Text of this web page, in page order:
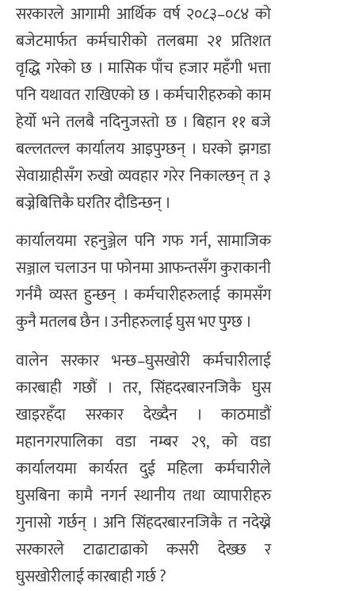
सरकारले आगामी आर्थिक वर्ष २०८३–०८४ को
बजेटमार्फत कर्मचारीको तलबमा २१ प्रतिशत
वृद्धि गरेको छ । मासिक पाँच हजार महँगी भत्ता
पनि यथावत राखिएको छ । कर्मचारीहरुको काम
हेर्यो भने तलबै नदिनुजस्तो छ । बिहान ११ बजे
बल्लतल्ल कार्यालय आइपुग्छन् । घरको झगडा
सेवाग्राहीसँग रुखो व्यवहार गरेर निकाल्छन् त ३
बज्नेबित्तिकै घरतिर दौडिन्छन् ।
कार्यालयमा रहनुञ्जेल पनि गफ गर्न, सामाजिक
सञ्जाल चलाउन पा फोनमा आफन्तसँग कुराकानी
गर्नमै व्यस्त हुन्छन् । कर्मचारीहरुलाई कामसँग
कुनै मतलब छैन । उनीहरुलाई घुस भए पुग्छ ।
वालेन सरकार भन्छ–घुसखोरी कर्मचारीलाई
कारबाही गछौं । तर, सिंहदरबारनजिकै घुस
खाइरहँदा सरकार देख्दैन । काठमाडौं
महानगरपालिका वडा नम्बर २९, को वडा
कार्यालयमा कार्यरत दुई महिला कर्मचारीले
घुसबिना कामै नगर्न स्थानीय तथा व्यापारीहरु
गुनासो गर्छन् । अनि सिंहदरबारनजिकै त नदेख्ने
सरकारले टाढाटाढाको कसरी देख्छ र
घुसखोरीलाई कारबाही गर्छ ?